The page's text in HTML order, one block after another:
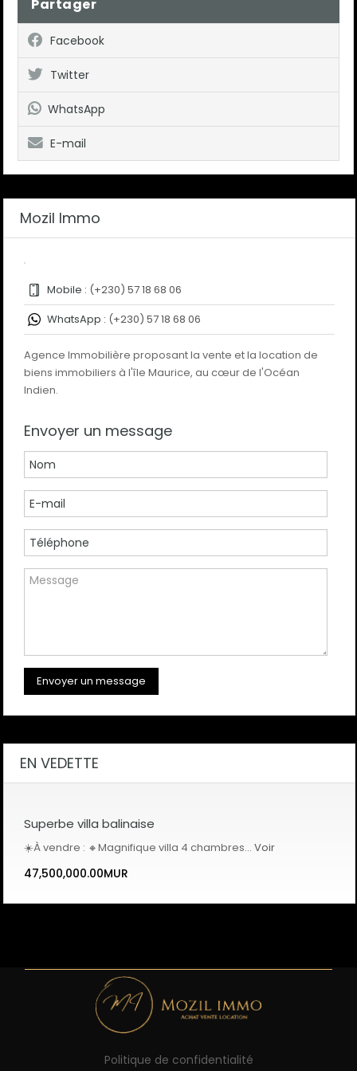
Partager
Facebook
Twitter
WhatsApp
E-mail
Mozil Immo
Mobile : (+230) 57 18 68 06
WhatsApp : (+230) 57 18 68 06
Agence Immobilière proposant la vente et la location de
biens immobiliers à l'île Maurice, au cœur de l'Océan
Indien.
Envoyer un message
EN VEDETTE
Superbe villa balinaise
☀️À vendre : 🔸Magnifique villa 4 chambres… Voir
47,500,000.00MUR
Politique de confidentialité